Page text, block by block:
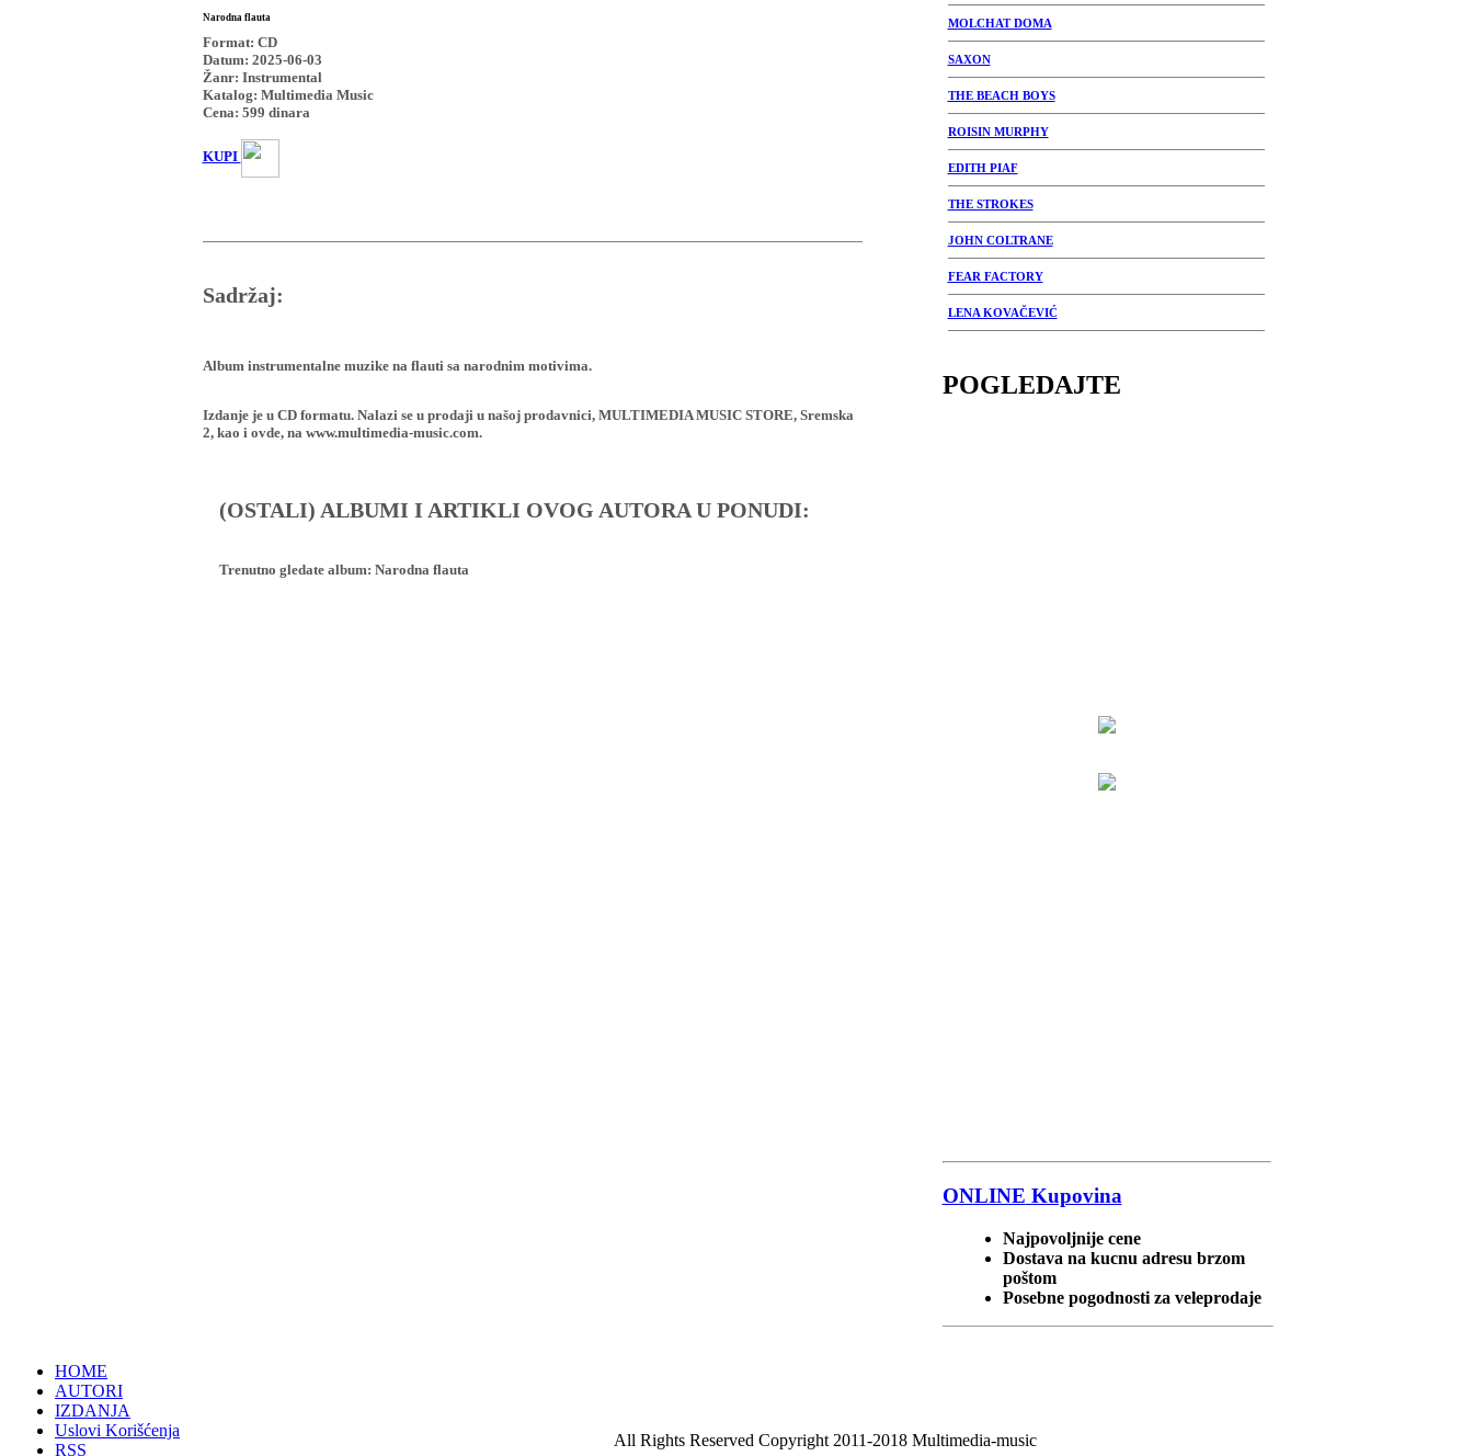
Narodna flauta
Format: CD
Datum: 2025-06-03
Žanr: Instrumental
Katalog: Multimedia Music
Cena: 599 dinara
KUPI
Sadržaj:
Album instrumentalne muzike na flauti sa narodnim motivima.
Izdanje je u CD formatu. Nalazi se u prodaji u našoj prodavnici, MULTIMEDIA MUSIC STORE, Sremska
2, kao i ovde, na www.multimedia-music.com.
(OSTALI) ALBUMI I ARTIKLI OVOG AUTORA U PONUDI:
Trenutno gledate album: Narodna flauta
MOLCHAT DOMA
SAXON
THE BEACH BOYS
ROISIN MURPHY
EDITH PIAF
THE STROKES
JOHN COLTRANE
FEAR FACTORY
LENA KOVAČEVIĆ
POGLEDAJTE
ONLINE Kupovina
Najpovoljnije cene
Dostava na kucnu adresu brzom
poštom
Posebne pogodnosti za veleprodaje
HOME
AUTORI
IZDANJA
Uslovi Korišćenja
RSS
All Rights Reserved Copyright 2011-2018 Multimedia-music